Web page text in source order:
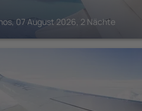
07 August 2026, 2 Nächte